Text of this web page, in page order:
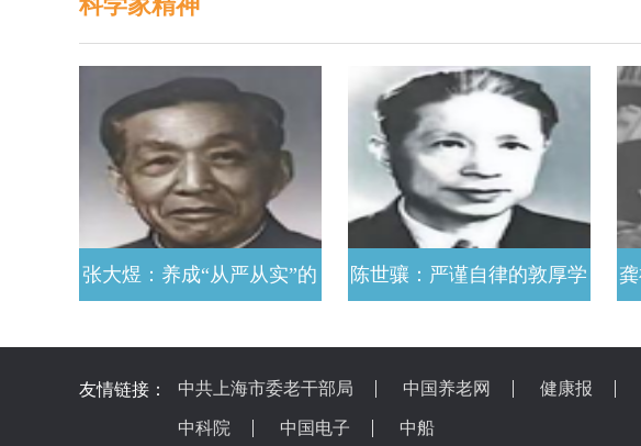
张大煜：养成“从严从实”的 陈世骧：严谨自律的敦厚学
友情链接： 中共上海市委老干部局 中国养老网 健康报
中科院 中国电子 中船